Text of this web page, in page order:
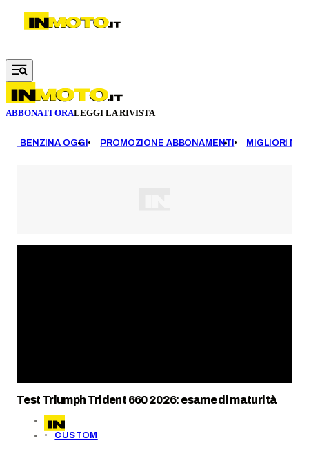
Vai al contenuto principale
ABBONATI ORALEGGI LA RIVISTA
BENZINA OGGI PROMOZIONE ABBONAMENTI MIGLIORI
Test Triumph Trident 660 2026: esame di maturità
CUSTOM